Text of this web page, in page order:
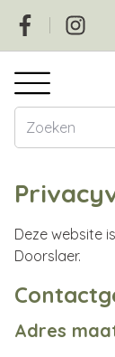
Overslaan
naar
de
inhoud
gaan
Social
Deze website
Doorslaer.
Adres